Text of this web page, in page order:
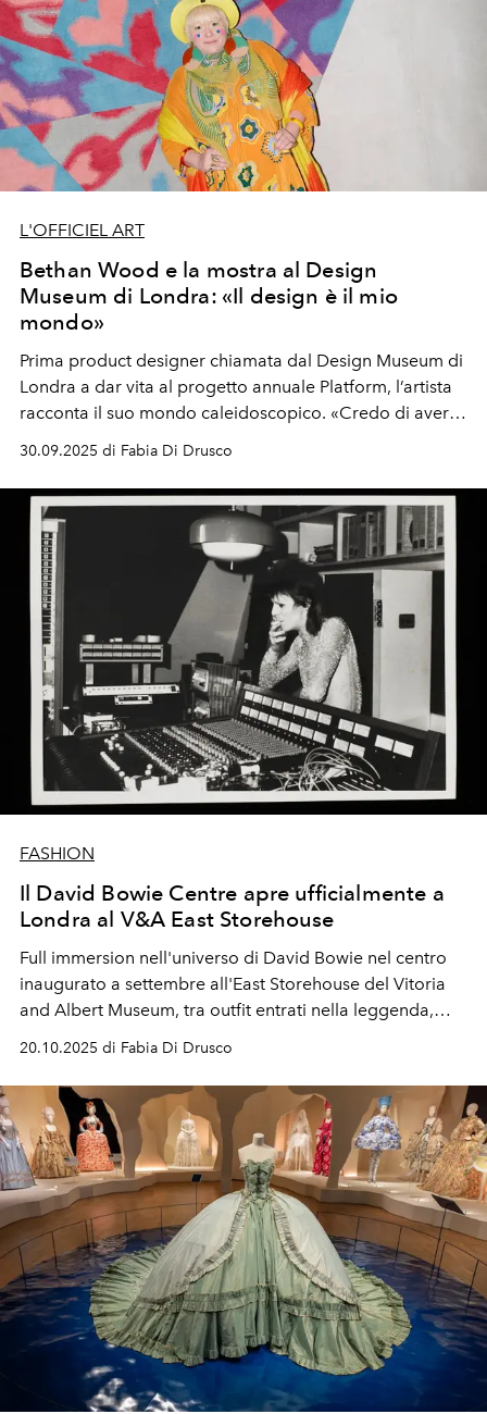
L'OFFICIEL ART
Bethan Wood e la mostra al Design
Museum di Londra: «Il design è il mio
mondo»
Prima product designer chiamata dal Design Museum di
Londra a dar vita al progetto annuale Platform, l’artista
racconta il suo mondo caleidoscopico. «Credo di aver
sempre sentito il bisogno di essere creativa… Amo il
instaura con le persone».
30.09.2025 di Fabia Di Drusco
FASHION
Il David Bowie Centre apre ufficialmente a
Londra al V&A East Storehouse
Full immersion nell'universo di David Bowie nel centro
inaugurato a settembre all'East Storehouse del Vitoria
and Albert Museum, tra outfit entrati nella leggenda,
foto, strumenti, suoi quadri e il behind the scenes dei
20.10.2025 di Fabia Di Drusco